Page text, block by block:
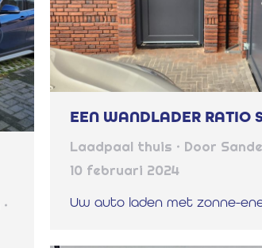
EEN WANDLADER RATIO
Laadpaal thuis Door
10 februari 2024
Uw auto laden met zonne-